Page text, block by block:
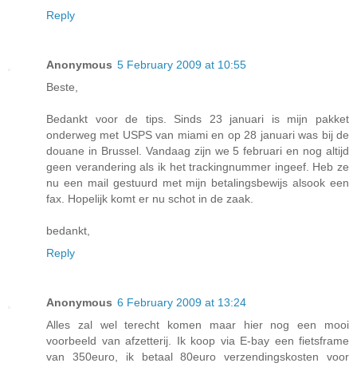
Reply
Anonymous 5 February 2009 at 10:55
Beste,
Bedankt voor de tips. Sinds 23 januari is mijn pakket
onderweg met USPS van miami en op 28 januari was bij de
douane in Brussel. Vandaag zijn we 5 februari en nog altijd
geen verandering als ik het trackingnummer ingeef. Heb ze
nu een mail gestuurd met mijn betalingsbewijs alsook een
fax. Hopelijk komt er nu schot in de zaak.
bedankt,
Reply
Anonymous 6 February 2009 at 13:24
Alles zal wel terecht komen maar hier nog een mooi
voorbeeld van afzetterij. Ik koop via E-bay een fietsframe
van 350euro, ik betaal 80euro verzendingskosten voor